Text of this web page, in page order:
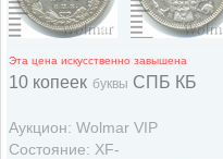
Эта цена искусственно завышена
10 копеек буквы СПБ КБ
Аукцион: Wolmar VIP
Состояние: XF-